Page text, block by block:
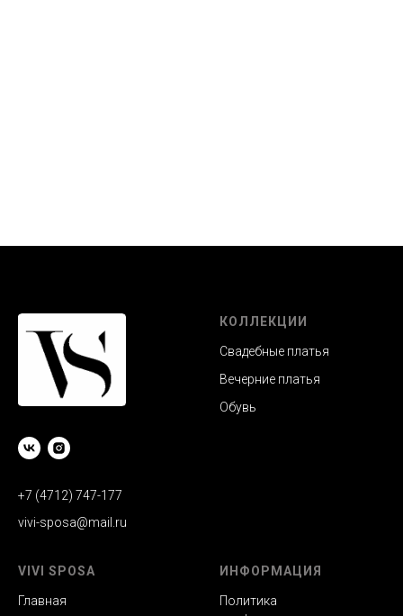
+7 (4712) 747-177
vivi-sposa@mail.ru
КОЛЛЕКЦИИ
Свадебные платья
Вечерние платья
Обувь
VIVI SPOSA
Главная
ИНФОРМАЦИЯ
Политика